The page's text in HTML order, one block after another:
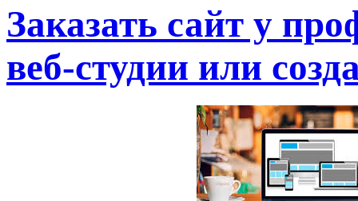
Заказать сайт у
веб-студии или